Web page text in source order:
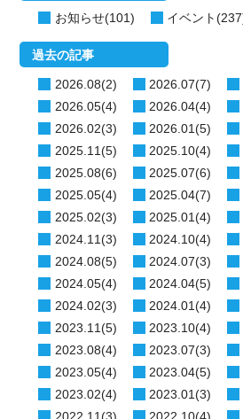
お知らせ(101) イベント
過去の記事
2026.08(2) 2026.07(7)
2026.05(4)
2026.04(4)
2026.02(3)
2026.01(5)
2025.11(5)
2025.10(4)
2025.08(6)
2025.07(6)
2025.05(4)
2025.04(7)
2025.02(3)
2025.01(4)
2024.11(3)
2024.10(4)
2024.08(5)
2024.07(3)
2024.05(4)
2024.04(5)
2024.02(3)
2024.01(4)
2023.11(5)
2023.10(4)
2023.08(4)
2023.07(3)
2023.05(4)
2023.04(5)
2023.02(4)
2023.01(3)